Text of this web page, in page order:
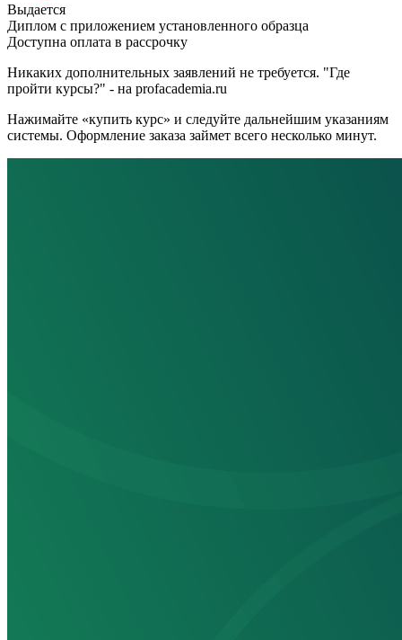
Выдается
Диплом с приложением установленного образца
Доступна оплата в рассрочку
Никаких дополнительных заявлений не требуется. "Где
пройти курсы?" - на profacademia.ru
Нажимайте «купить курс» и следуйте дальнейшим указаниям
системы. Оформление заказа займет всего несколько минут.